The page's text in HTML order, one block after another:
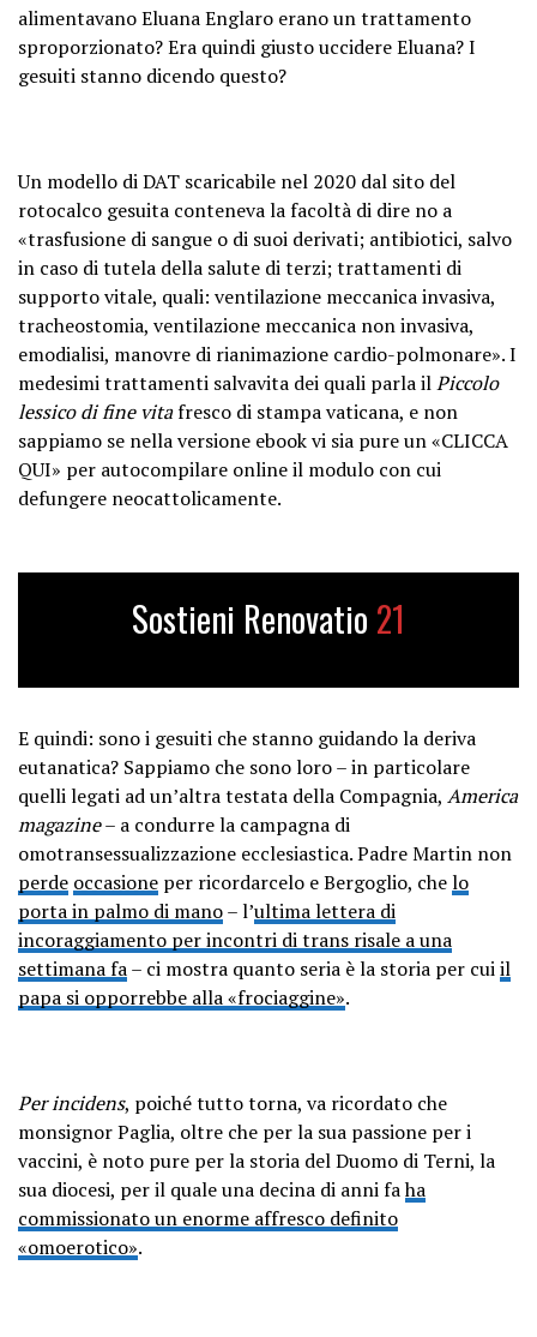
alimentavano Eluana Englaro erano un trattamento
sproporzionato? Era quindi giusto uccidere Eluana? I
gesuiti stanno dicendo questo?
Un modello di DAT scaricabile nel 2020 dal sito del
rotocalco gesuita conteneva la facoltà di dire no a
«trasfusione di sangue o di suoi derivati; antibiotici, salvo
in caso di tutela della salute di terzi; trattamenti di
supporto vitale, quali: ventilazione meccanica invasiva,
tracheostomia, ventilazione meccanica non invasiva,
emodialisi, manovre di rianimazione cardio-polmonare».I
medesimi trattamenti salvavita dei quali parla ilPiccolo
lessico di fine vitafresco di stampa vaticana, e non
sappiamo se nella versione ebook vi sia pure un «CLICCA
QUI» per autocompilare online il modulo con cui
defungere neocattolicamente.
Sostieni Renovatio 21
E quindi: sono i gesuiti che stanno guidando la deriva
eutanatica? Sappiamo che sono loro – in particolare
quelli legati ad un’altra testata della Compagnia, America
magazine– a condurre la campagna di
omotransessualizzazione ecclesiastica. Padre Martin non
perde occasione per ricordarcelo e Bergoglio, chelo
porta in palmo di mano– l’ultima lettera di
incoraggiamento per incontri di trans risale a una
settimana fa– ci mostra quanto seria è la storia per cuiil
papa si opporrebbe alla «frociaggine».
Per incidens, poiché tutto torna, va ricordato che
monsignor Paglia, oltre che per la sua passione per i
vaccini, è noto pure per la storia del Duomo di Terni, la
sua diocesi, per il quale una decina di anni faha
commissionato un enorme affresco definito
«omoerotico».